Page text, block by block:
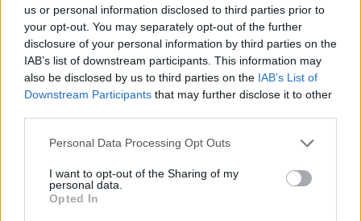
us or personal information disclosed to third parties prior to
your opt-out. You may separately opt-out of the further
disclosure of your personal information by third parties on the
IAB’s list of downstream participants. This information may
also be disclosed by us to third parties on the IAB’s List of
Downstream Participants that may further disclose it to other
Personal Data Processing Opt Outs
I want to opt-out of the Sharing of my
personal data.
Opted In